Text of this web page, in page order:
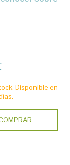
Disponible en